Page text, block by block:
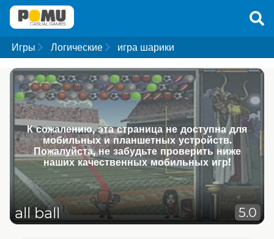
Игры Логические игра шарики
К сожалению, эта страница не доступна для
мобильных и планшетных устройств.
Пожалуйста, не забудьте проверить ниже
наших качественных мобильных игр!
all ball 5.0